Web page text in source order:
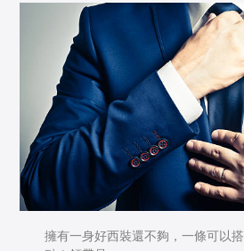
擁有一身好西裝還不夠，一條可以